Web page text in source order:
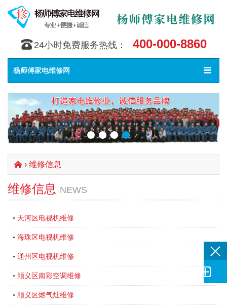
󰇯 24小时免费服务热线： 400-000-8860
Toggle
󰀥
杨师傅家电维修网
󰄫 › 维修信息
维修信息 NEWS
• 天河区电视机维修
• 海珠区电视机维修
• 通州区电视机维修
• 顺义区南彩空调维修
• 顺义区燃气灶维修
